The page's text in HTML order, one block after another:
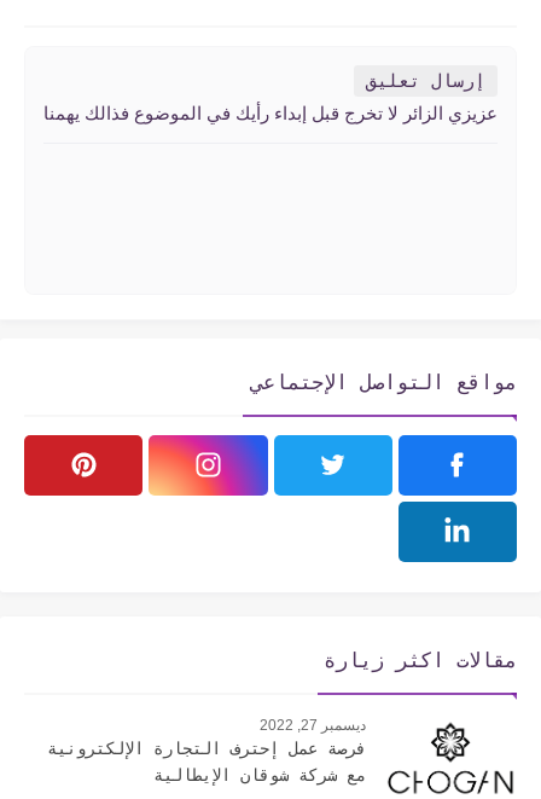
إرسال تعليق
عزيزي الزائر لا تخرج قبل إبداء رأيك في الموضوع فذالك يهمنا
مواقع التواصل الإجتماعي
مقالات اكثر زيارة
ديسمبر 27, 2022
فرصة عمل إحترف التجارة الإلكترونية
مع شركة شوقان الإيطالية